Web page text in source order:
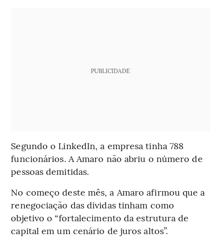
PUBLICIDADE
Segundo o LinkedIn, a empresa tinha 788
funcionários. A Amaro não abriu o número de
pessoas demitidas.
No começo deste mês, a Amaro afirmou que a
renegociação das dívidas tinham como
objetivo o “fortalecimento da estrutura de
capital em um cenário de juros altos”.